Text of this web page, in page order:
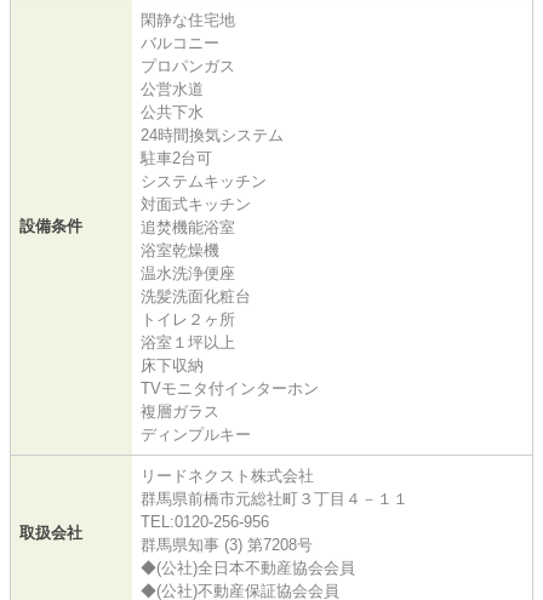
設備条件
閑静な住宅地
バルコニー
プロパンガス
公営水道
公共下水
24時間換気システム
駐車2台可
システムキッチン
対面式キッチン
追焚機能浴室
浴室乾燥機
温水洗浄便座
洗髪洗面化粧台
トイレ２ヶ所
浴室１坪以上
床下収納
TVモニタ付インターホン
複層ガラス
ディンプルキー
取扱会社
リードネクスト株式会社
群馬県前橋市元総社町３丁目４－１１
TEL:0120-256-956
群馬県知事 (3) 第7208号
◆(公社)全日本不動産協会会員
◆(公社)不動産保証協会会員